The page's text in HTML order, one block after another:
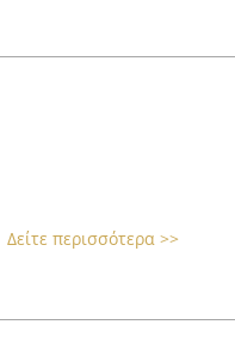
Δείτε περισσότερα >>